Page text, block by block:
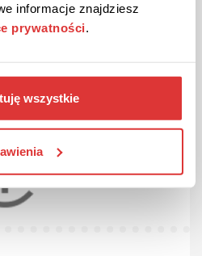
informacje znajdziesz
prywatności.
wszystkie